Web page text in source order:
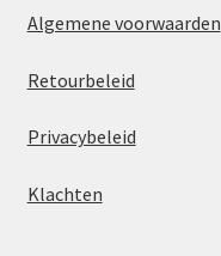
Algemene voorwaarden
Retourbeleid
Privacybeleid
Klachten